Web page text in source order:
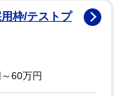
冠し、今年は順調
幌大会で刀羅との
にも逢い、王座か
枠/テストプ
60万円